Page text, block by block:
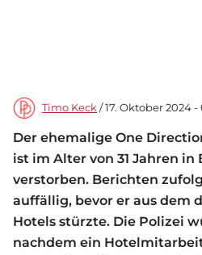
Timo Keck / 17. Oktober 2024 -
Der ehemalige One
ist im Alter von 31 Jahren in
verstorben. Berichten
auffällig, bevor er aus dem
Hotels stürzte. Die Polizei
nachdem ein